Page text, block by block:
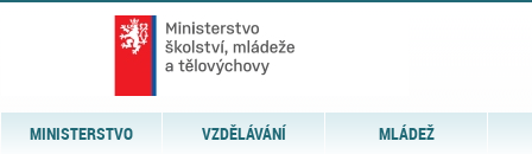
MINISTERSTVO VZDĚLÁVÁNÍ MLÁDEŽ